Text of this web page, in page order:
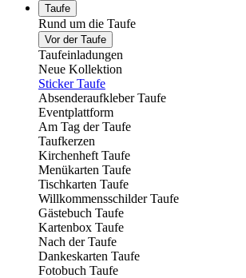
Taufe
Rund um die Taufe
Vor der Taufe
Taufeinladungen
Neue Kollektion
Sticker Taufe
Absenderaufkleber Taufe
Eventplattform
Am Tag der Taufe
Taufkerzen
Kirchenheft Taufe
Menükarten Taufe
Tischkarten Taufe
Willkommensschilder Taufe
Gästebuch Taufe
Kartenbox Taufe
Nach der Taufe
Dankeskarten Taufe
Fotobuch Taufe